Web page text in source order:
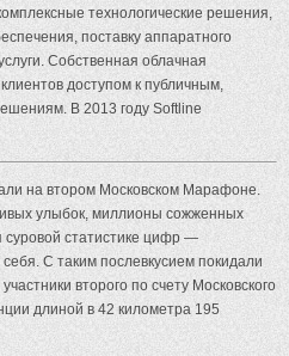
технологические решения,
поставку аппаратного
Собственная облачная
доступом к публичным,
В 2013 году Softline
на втором Московском Марафоне.
улыбок, миллионы сожженных
статистике цифр —
С таким послевкусием покидали
второго по счету Московского
длиной в 42 километра 195